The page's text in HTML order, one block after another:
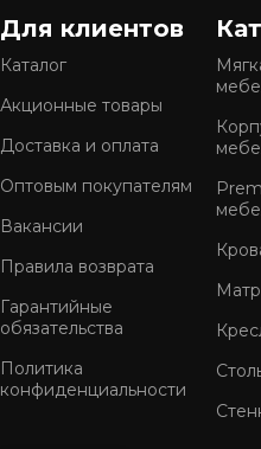
Для клиентов
Каталог
Акционные товары
Доставка и оплата
Оптовым покупателям
Вакансии
Правила возврата
Гарантийные
обязательства
Политика
конфиденциальности